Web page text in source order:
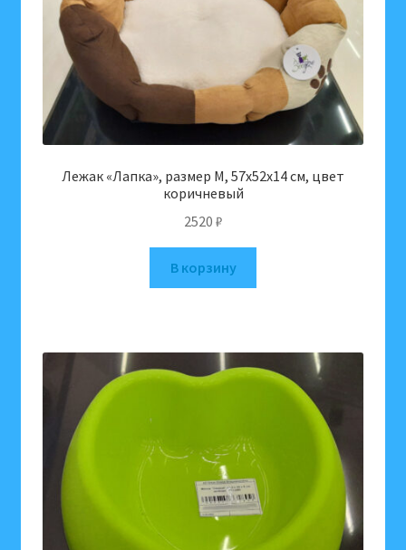
Лежак «Лапка», размер М, 57х52х14 см, цвет
коричневый
2520 ₽
В корзину